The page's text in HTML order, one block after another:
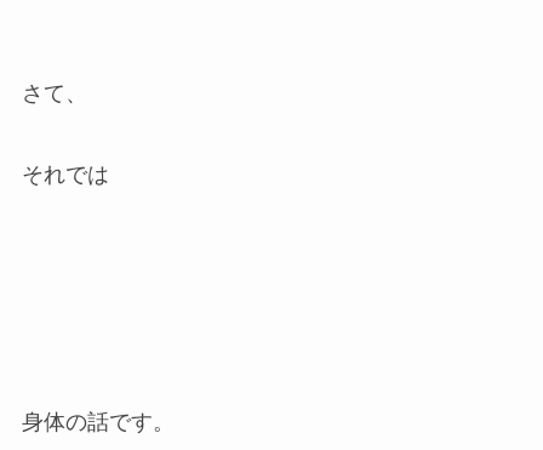
さて、
それでは
身体の話です。